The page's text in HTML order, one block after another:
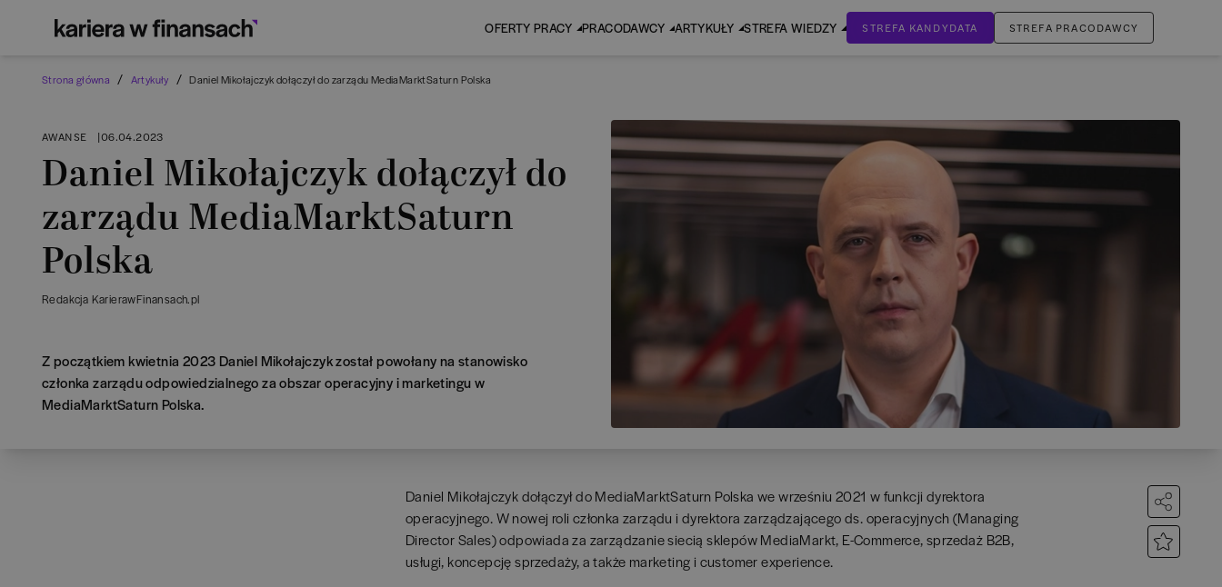
OFERTY PRACY PRACODAWCY ARTYKUŁY STREFA WIEDZY STREFA KANDYDATA
Nie masz jeszcze konta?
ZAREJESTRUJ SIĘ
STREFA PRACODAWCY
Strona główna / Artykuły / Daniel Mikołajczyk dołączył do zarządu MediaMarktSaturn Polska
AWANSE |06.04.2023
Daniel Mikołajczyk dołączył do
zarządu MediaMarktSaturn
Polska
Redakcja KarierawFinansach.pl
Z początkiem kwietnia 2023 Daniel Mikołajczyk został powołany na stanowisko
członka zarządu odpowiedzialnego za obszar operacyjny i marketingu w
MediaMarktSaturn Polska.
Daniel Mikołajczyk dołączył do MediaMarktSaturn Polska we wrześniu 2021 w funkcji dyrektora
operacyjnego. W nowej roli członka zarządu i dyrektora zarządzającego ds. operacyjnych (Managing
Director Sales) odpowiada za zarządzanie siecią sklepów MediaMarkt, E-Commerce, sprzedaż B2B,
usługi, koncepcję sprzedaży, a także marketing i customer experience.